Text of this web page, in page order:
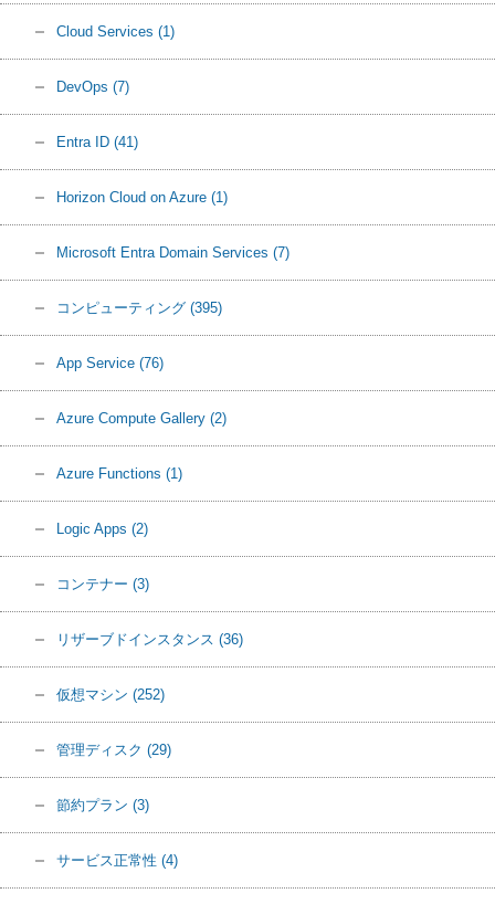
Cloud Services (1)
DevOps (7)
Entra ID (41)
Horizon Cloud on Azure (1)
Microsoft Entra Domain Services (7)
コンピューティング (395)
App Service (76)
Azure Compute Gallery (2)
Azure Functions (1)
Logic Apps (2)
コンテナー (3)
リザーブドインスタンス (36)
仮想マシン (252)
管理ディスク (29)
節約プラン (3)
サービス正常性 (4)